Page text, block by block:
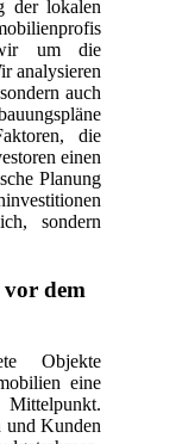
der lokalen
um die
analysieren
auch
die
einen
Planung
sondern
dem
Objekte
eine
und Kunden